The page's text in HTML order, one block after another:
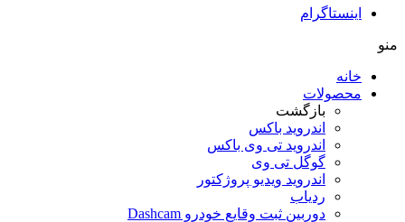
اینستاگرام
منو
خانه
محصولات
بازگشت
اندروید باکس
اندروید تی‌ وی باکس
گوگل تی وی
اندروید ویدیو پروژکتور
ردیاب
دوربین ثبت وقایع خودرو Dashcam